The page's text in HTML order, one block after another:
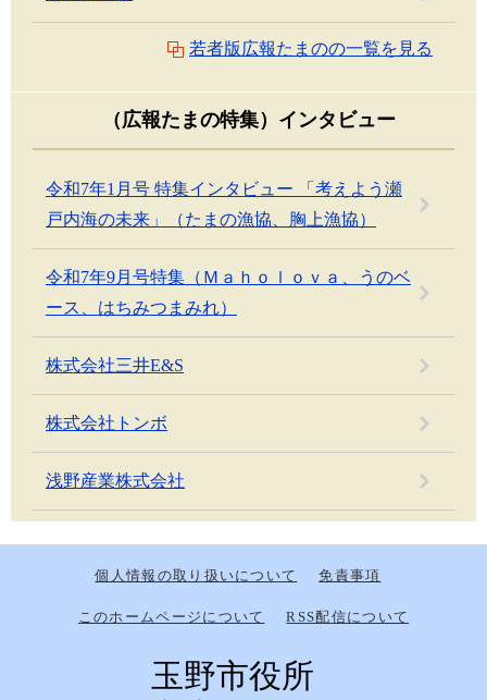
若者版広報たまのの一覧を見る
（広報たまの特集）インタビュー
令和7年1月号 特集インタビュー 「考えよう瀬
戸内海の未来」（たまの漁協、胸上漁協）
令和7年9月号特集（Ｍａｈｏｌｏｖａ、うのベ
ース、はちみつまみれ）
株式会社三井E&S
株式会社トンボ
浅野産業株式会社
個人情報の取り扱いについて 免責事項
このホームページについて RSS配信について
玉野市役所